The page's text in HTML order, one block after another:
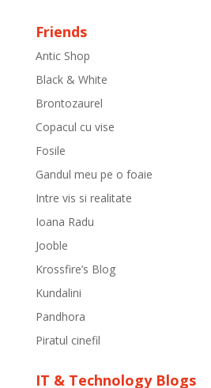
Friends
Antic Shop
Black & White
Brontozaurel
Copacul cu vise
Fosile
Gandul meu pe o foaie
Intre vis si realitate
Ioana Radu
Jooble
Krossfire’s Blog
Kundalini
Pandhora
Piratul cinefil
IT & Technology Blogs